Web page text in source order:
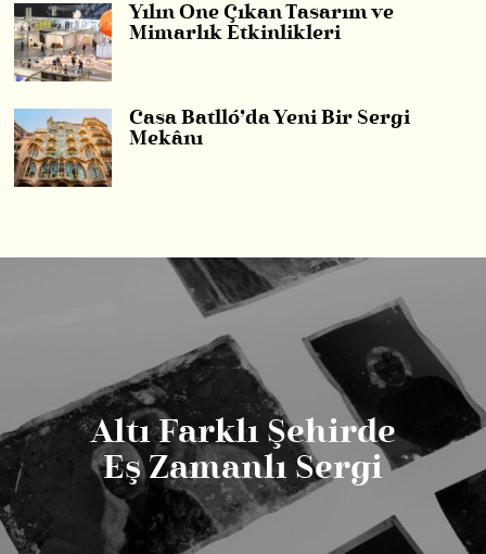
Yılın Öne Çıkan Tasarım ve
Mimarlık Etkinlikleri
Casa Batlló’da Yeni Bir Sergi
Mekânı
Altı Farklı Şehirde
Eş Zamanlı Sergi